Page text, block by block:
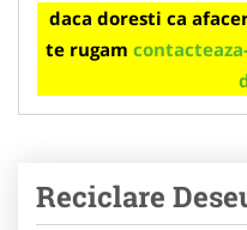
daca doresti ca
te rugam
Reciclare